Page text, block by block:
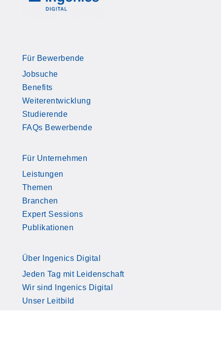
Für Bewerbende
Jobsuche
Benefits
Weiterentwicklung
Studierende
FAQs Bewerbende
Für Unternehmen
Leistungen
Themen
Branchen
Expert Sessions
Publikationen
Über Ingenics Digital
Jeden Tag mit Leidenschaft
Wir sind Ingenics Digital
Unser Leitbild